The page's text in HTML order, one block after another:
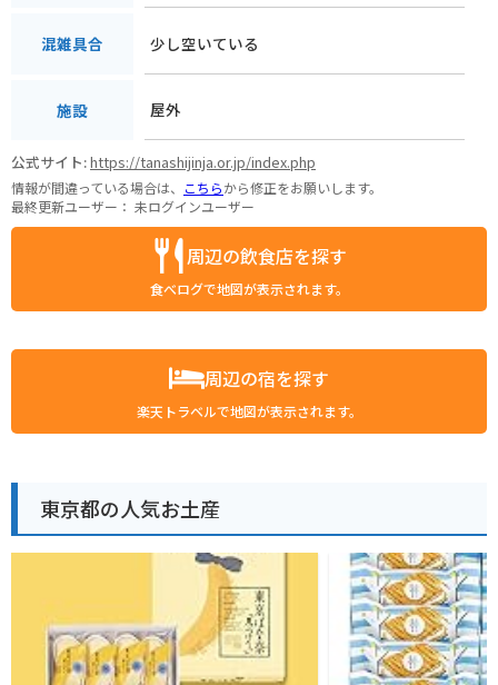
混雑具合 少し空いている
施設 屋外
公式サイト:https://tanashijinja.or.jp/index.php
情報が間違っている場合は、 こちらから修正をお願いします。
最終更新ユーザー： 未ログインユーザー
周辺の飲食店を探す
食べログで地図が表示されます。
周辺の宿を探す
楽天トラベルで地図が表示されます。
東京都の人気お土産